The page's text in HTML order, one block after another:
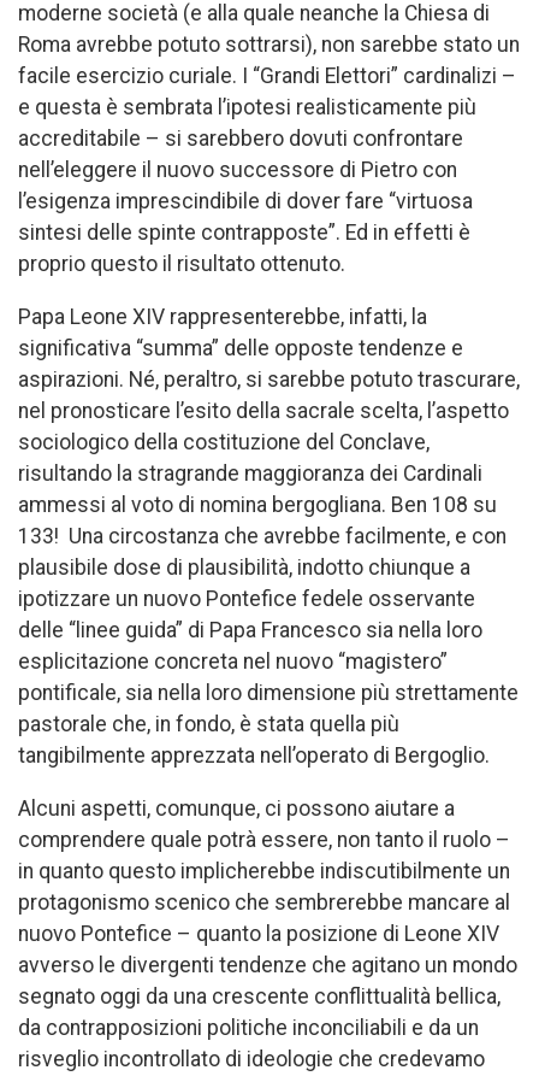
moderne società (e alla quale neanche la Chiesa di
Roma avrebbe potuto sottrarsi), non sarebbe stato un
facile esercizio curiale. I “Grandi Elettori” cardinalizi –
e questa è sembrata l’ipotesi realisticamente più
accreditabile – si sarebbero dovuti confrontare
nell’eleggere il nuovo successore di Pietro con
l’esigenza imprescindibile di dover fare “virtuosa
sintesi delle spinte contrapposte”. Ed in effetti è
proprio questo il risultato ottenuto.
Papa Leone XIV rappresenterebbe, infatti, la
significativa “summa” delle opposte tendenze e
aspirazioni. Né, peraltro, si sarebbe potuto trascurare,
nel pronosticare l’esito della sacrale scelta, l’aspetto
sociologico della costituzione del Conclave,
risultando la stragrande maggioranza dei Cardinali
ammessi al voto di nomina bergogliana. Ben 108 su
133! Una circostanza che avrebbe facilmente, e con
plausibile dose di plausibilità, indotto chiunque a
ipotizzare un nuovo Pontefice fedele osservante
delle “linee guida” di Papa Francesco sia nella loro
esplicitazione concreta nel nuovo “magistero”
pontificale, sia nella loro dimensione più strettamente
pastorale che, in fondo, è stata quella più
tangibilmente apprezzata nell’operato di Bergoglio.
Alcuni aspetti, comunque, ci possono aiutare a
comprendere quale potrà essere, non tanto il ruolo –
in quanto questo implicherebbe indiscutibilmente un
protagonismo scenico che sembrerebbe mancare al
nuovo Pontefice – quanto la posizione di Leone XIV
avverso le divergenti tendenze che agitano un mondo
segnato oggi da una crescente conflittualità bellica,
da contrapposizioni politiche inconciliabili e da un
risveglio incontrollato di ideologie che credevamo